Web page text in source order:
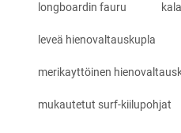
longboardin fauru
leveä hienovaltauskupla
merikayttöinen
mukautetut surf-kiilupohjat